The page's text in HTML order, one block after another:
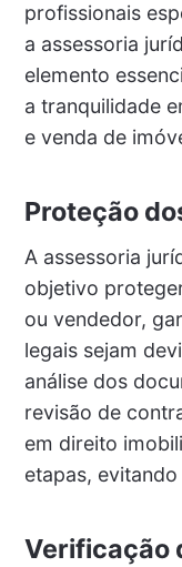
profissionais
a assessoria
elemento
a tranquilidade
e venda de
Proteção
A assessoria
objetivo
ou vendedor,
legais sejam
análise dos
revisão de
em direito
etapas,
Verificação